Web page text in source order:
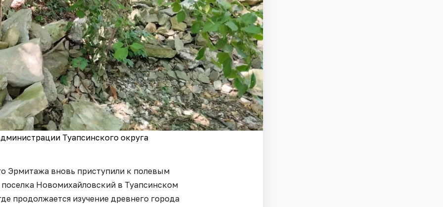
Туапсинского округа
Эрмитажа вновь приступили к полевым
Новомихайловский в Туапсинском
продолжается изучение древнего города